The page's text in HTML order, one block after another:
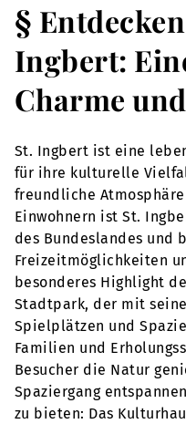
§
Ingbert:
Charme
St. Ingbert ist eine
für ihre kulturelle
freundliche
Einwohnern ist St.
des Bundeslandes und
Freizeitmöglichkeiten
besonderes Highlight
Stadtpark, der mit
Spielplätzen und
Familien und
Besucher die Natur
Spaziergang
zu bieten: Das